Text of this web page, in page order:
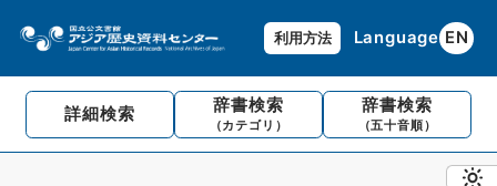
利用方法 Language EN
詳細検索 辞書検索
（カテゴリ）
辞書検索
（五十音順）